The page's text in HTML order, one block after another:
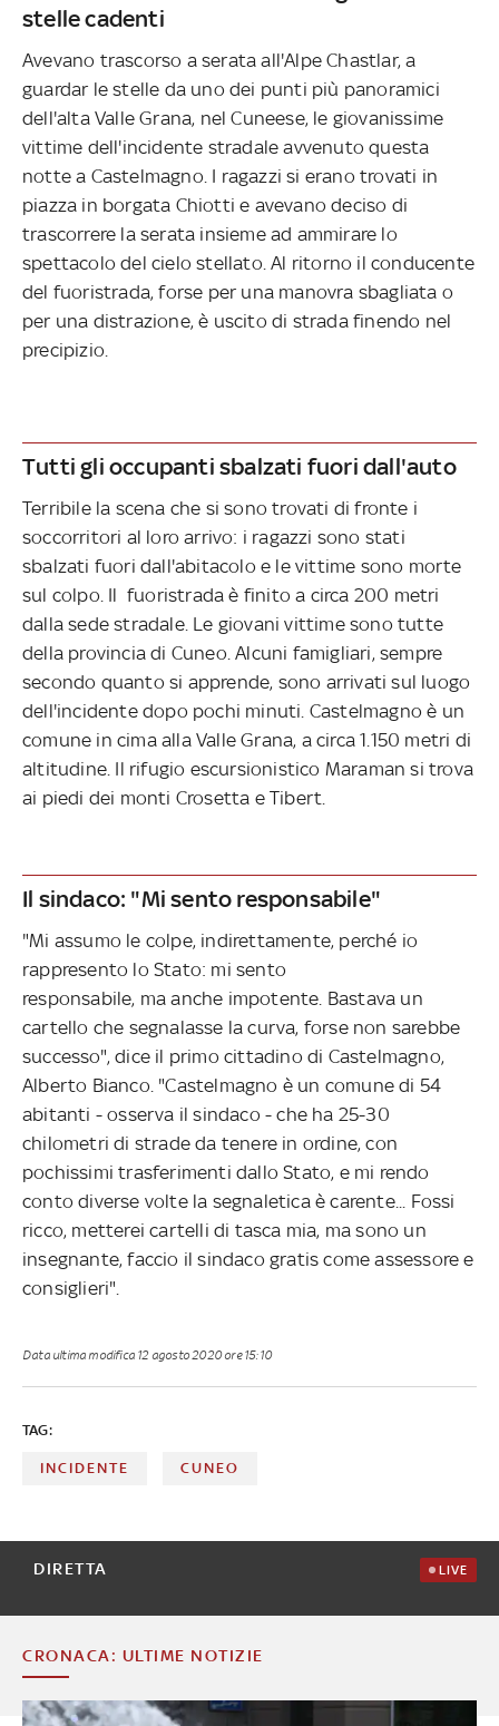
stelle cadenti
Avevano trascorso a serata all'Alpe Chastlar, a
guardar le stelle da uno dei punti più panoramici
dell'alta Valle Grana, nel Cuneese, le giovanissime
vittime dell'incidente stradale avvenuto questa
notte a Castelmagno. I ragazzi si erano trovati in
piazza in borgata Chiotti e avevano deciso di
trascorrere la serata insieme ad ammirare lo
spettacolo del cielo stellato. Al ritorno il conducente
del fuoristrada, forse per una manovra sbagliata o
per una distrazione, è uscito di strada finendo nel
precipizio.
Tutti gli occupanti sbalzati fuori dall'auto
Terribile la scena che si sono trovati di fronte i
soccorritori al loro arrivo: i ragazzi sono stati
sbalzati fuori dall'abitacolo e le vittime sono morte
sul colpo. Il fuoristrada è finito a circa 200 metri
dalla sede stradale. Le giovani vittime sono tutte
della provincia di Cuneo. Alcuni famigliari, sempre
secondo quanto si apprende, sono arrivati sul luogo
dell'incidente dopo pochi minuti. Castelmagno è un
comune in cima alla Valle Grana, a circa 1.150 metri di
altitudine. Il rifugio escursionistico Maraman si trova
ai piedi dei monti Crosetta e Tibert.
Il sindaco: "Mi sento responsabile"
"Mi assumo le colpe, indirettamente, perché io
rappresento lo Stato: mi sento
responsabile, ma anche impotente. Bastava un
cartello che segnalasse la curva, forse non sarebbe
successo", dice il primo cittadino di Castelmagno,
Alberto Bianco. "Castelmagno è un comune di 54
abitanti - osserva il sindaco - che ha 25-30
chilometri di strade da tenere in ordine, con
pochissimi trasferimenti dallo Stato, e mi rendo
conto diverse volte la segnaletica è carente... Fossi
ricco, metterei cartelli di tasca mia, ma sono un
insegnante, faccio il sindaco gratis come assessore e
consiglieri".
Data ultima modifica 12 agosto 2020 ore 15:10
TAG:
INCIDENTE CUNEO
DIRETTA LIVE
CRONACA: ULTIME NOTIZIE